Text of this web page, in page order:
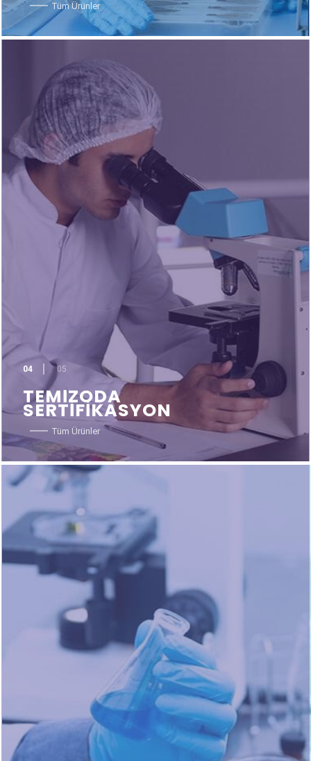
Tüm Ürünler
04 05
TEMİZODA
SERTİFİKASYON
Tüm Ürünler